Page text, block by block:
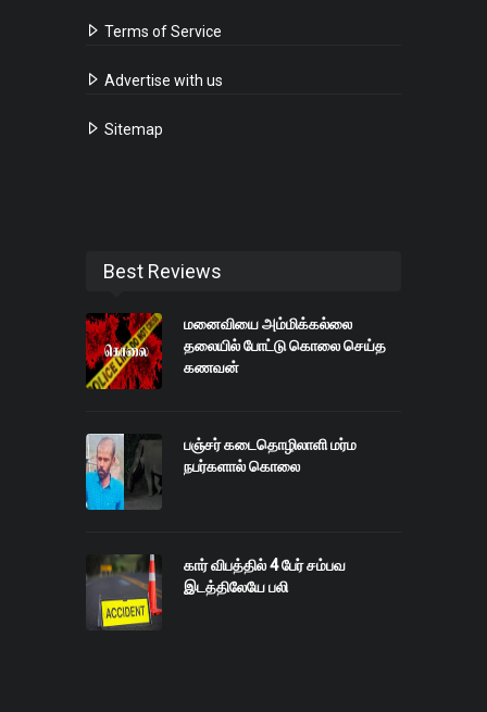
Terms of Service
Advertise with us
Sitemap
Best Reviews
மனைவியை அம்மிக்கல்லை
தலையில் போட்டு கொலை செய்த
கணவன்
பஞ்சர் கடைதொழிலாளி மர்ம
நபர்களால் கொலை
கார் விபத்தில் 4 பேர் சம்பவ
இடத்திலேயே பலி